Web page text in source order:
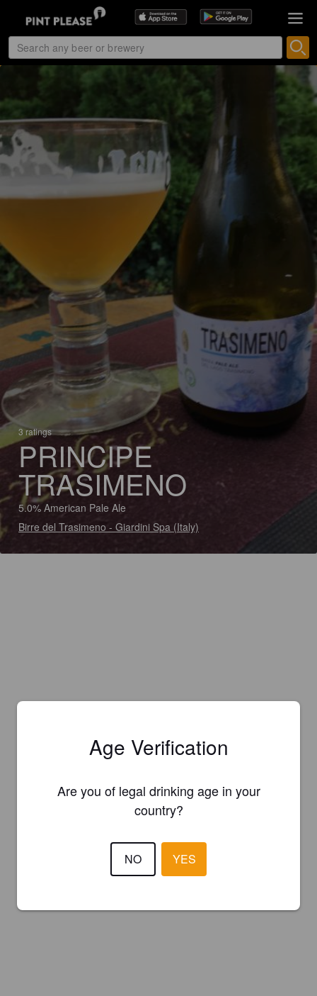
3 ratings
PRINCIPE
TRASIMENO
5.0% American Pale Ale
Birre del Trasimeno - Giardini Spa (Italy)
Age Verification
Are you of legal drinking age in your
country?
NO YES